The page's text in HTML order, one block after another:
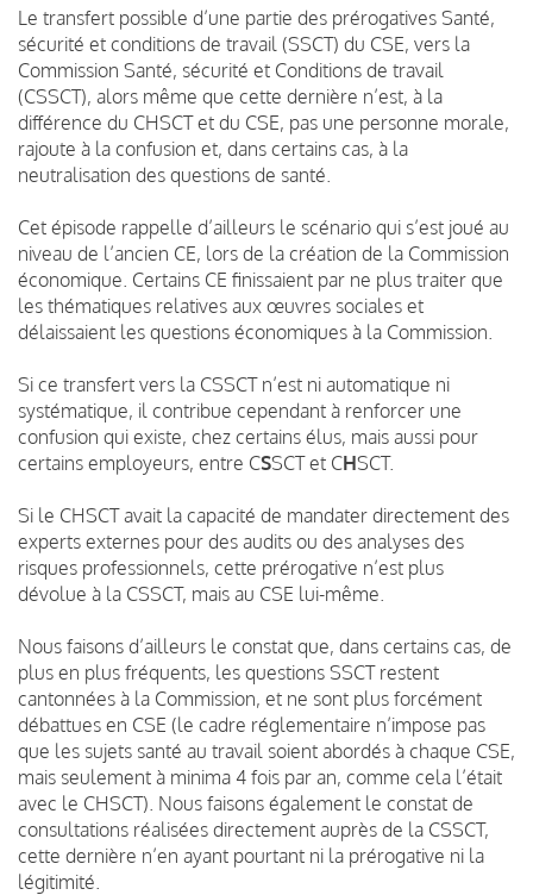
Le transfert possible d’une partie des prérogatives Santé,
sécurité et conditions de travail (SSCT) du CSE, vers la
Commission Santé, sécurité et Conditions de travail
(CSSCT), alors même que cette dernière n’est, à la
différence du CHSCT et du CSE, pas une personne morale,
rajoute à la confusion et, dans certains cas, à la
neutralisation des questions de santé.
Cet épisode rappelle d’ailleurs le scénario qui s’est joué au
niveau de l’ancien CE, lors de la création de la Commission
économique. Certains CE finissaient par ne plus traiter que
les thématiques relatives aux œuvres sociales et
délaissaient les questions économiques à la Commission.
Si ce transfert vers la CSSCT n’est ni automatique ni
systématique, il contribue cependant à renforcer une
confusion qui existe, chez certains élus, mais aussi pour
certains employeurs, entre CSSCT et CHSCT.
Si le CHSCT avait la capacité de mandater directement des
experts externes pour des audits ou des analyses des
risques professionnels, cette prérogative n’est plus
dévolue à la CSSCT, mais au CSE lui-même.
Nous faisons d’ailleurs le constat que, dans certains cas, de
plus en plus fréquents, les questions SSCT restent
cantonnées à la Commission, et ne sont plus forcément
débattues en CSE (le cadre réglementaire n’impose pas
que les sujets santé au travail soient abordés à chaque CSE,
mais seulement à minima 4 fois par an, comme cela l’était
avec le CHSCT). Nous faisons également le constat de
consultations réalisées directement auprès de la CSSCT,
cette dernière n’en ayant pourtant ni la prérogative ni la
légitimité.